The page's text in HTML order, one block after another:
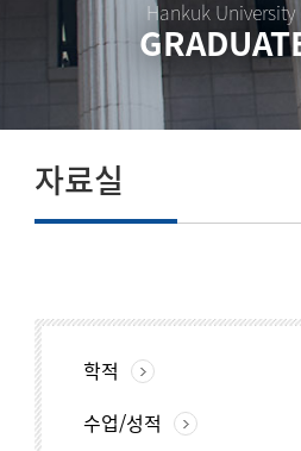
Hankuk
자료실
학적
수업/성적